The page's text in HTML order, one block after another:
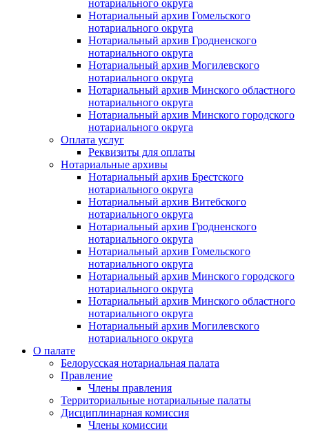
нотариального округа
Нотариальный архив Гомельского
нотариального округа
Нотариальный архив Гродненского
нотариального округа
Нотариальный архив Могилевского
нотариального округа
Нотариальный архив Минского областного
нотариального округа
Нотариальный архив Минского городского
нотариального округа
Оплата услуг
Реквизиты для оплаты
Нотариальные архивы
Нотариальный архив Брестского
нотариального округа
Нотариальный архив Витебского
нотариального округа
Нотариальный архив Гродненского
нотариального округа
Нотариальный архив Гомельского
нотариального округа
Нотариальный архив Минского городского
нотариального округа
Нотариальный архив Минского областного
нотариального округа
Нотариальный архив Могилевского
нотариального округа
О палате
Белорусская нотариальная палата
Правление
Члены правления
Территориальные нотариальные палаты
Дисциплинарная комиссия
Члены комиссии